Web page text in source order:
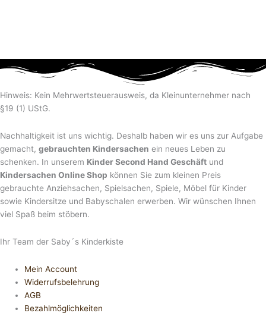
Hinweis: Kein Mehrwertsteuerausweis, da Kleinunternehmer nach
§19 (1) UStG.
Nachhaltigkeit ist uns wichtig. Deshalb haben wir es uns zur Aufgabe
gemacht, gebrauchten Kindersachen ein neues Leben zu
schenken. In unserem Kinder Second Hand Geschäft und
Kindersachen Online Shop können Sie zum kleinen Preis
gebrauchte Anziehsachen, Spiel­sachen, Spiele, Möbel für Kinder
sowie Kindersitze und Babyschalen erwerben. Wir wünschen Ihnen
viel Spaß beim stöbern.
Ihr Team der Saby´s Kinderkiste
Mein Account
Widerrufsbelehrung
AGB
Bezahlmöglichkeiten